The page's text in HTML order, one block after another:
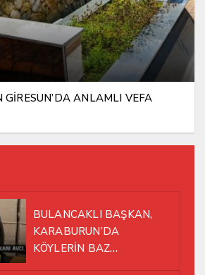
GİRESUN’DA ANLAMLI VEFA
BULANCAKLI BAŞKAN,
KARABURUN’DA
KÖYLERİN BAZ